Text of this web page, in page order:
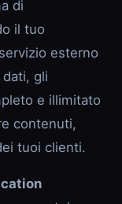
di
il tuo
esterno
gli
e illimitato
contenuti,
tuoi clienti.